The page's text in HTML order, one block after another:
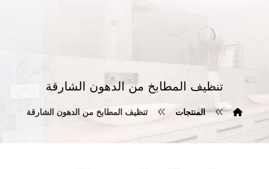
تنظيف المطابخ من الدهون الشارقة
المنتجات تنظيف المطابخ من الدهون الشارقة